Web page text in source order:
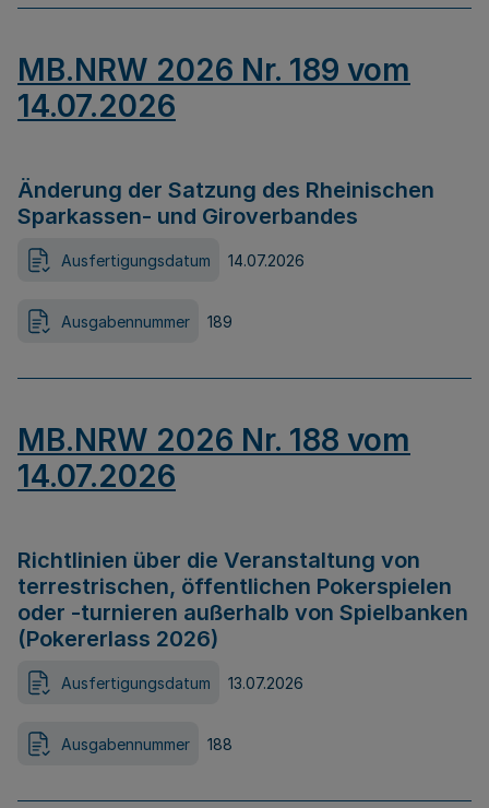
MB.NRW 2026 Nr. 189 vom
14.07.2026
Änderung der Satzung des Rheinischen
Sparkassen- und Giroverbandes
Ausfertigungsdatum 14.07.2026
Ausgabennummer 189
MB.NRW 2026 Nr. 188 vom
14.07.2026
Richtlinien über die Veranstaltung von
terrestrischen, öffentlichen Pokerspielen
oder -turnieren außerhalb von Spielbanken
(Pokererlass 2026)
Ausfertigungsdatum 13.07.2026
Ausgabennummer 188